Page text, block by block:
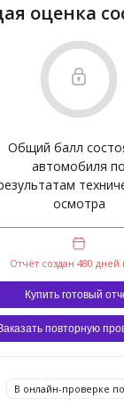
оценка
Общий балл
автомобиля по
осмотра
Отчёт создан 480 дней
Купить готовый
повторную
В онлайн-проверке